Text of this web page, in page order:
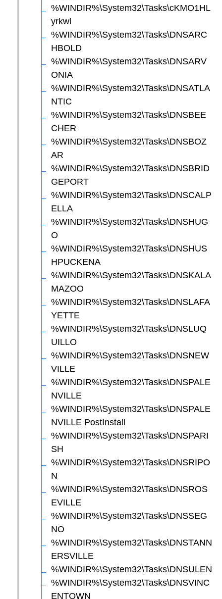
%WINDIR%\System32\Tasks\cKMO1HL
yrkwl
%WINDIR%\System32\Tasks\DNSARC
HBOLD
%WINDIR%\System32\Tasks\DNSARV
ONIA
%WINDIR%\System32\Tasks\DNSATLA
NTIC
%WINDIR%\System32\Tasks\DNSBEE
CHER
%WINDIR%\System32\Tasks\DNSBOZ
AR
%WINDIR%\System32\Tasks\DNSBRID
GEPORT
%WINDIR%\System32\Tasks\DNSCALP
ELLA
%WINDIR%\System32\Tasks\DNSHUG
O
%WINDIR%\System32\Tasks\DNSHUS
HPUCKENA
%WINDIR%\System32\Tasks\DNSKALA
MAZOO
%WINDIR%\System32\Tasks\DNSLAFA
YETTE
%WINDIR%\System32\Tasks\DNSLUQ
UILLO
%WINDIR%\System32\Tasks\DNSNEW
VILLE
%WINDIR%\System32\Tasks\DNSPALE
NVILLE
%WINDIR%\System32\Tasks\DNSPALE
NVILLE PostInstall
%WINDIR%\System32\Tasks\DNSPARI
SH
%WINDIR%\System32\Tasks\DNSRIPO
N
%WINDIR%\System32\Tasks\DNSROS
EVILLE
%WINDIR%\System32\Tasks\DNSSEG
NO
%WINDIR%\System32\Tasks\DNSTANN
ERSVILLE
%WINDIR%\System32\Tasks\DNSULEN
%WINDIR%\System32\Tasks\DNSVINC
ENTOWN